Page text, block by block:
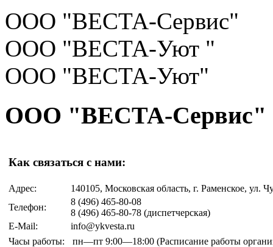
ООО "ВЕСТА-Сервис"
ООО "ВЕСТА-Уют "
ООО "ВЕСТА-Уют"
ООО "ВЕСТА-Сервис"
Как связаться с нами:
Адрес:
140105, Московская область, г. Раменское, ул.
Телефон:
8 (496) 465-80-08
8 (496) 465-80-78 (диспетчерская)
E-Mail:
info@ykvesta.ru
Часы работы:
пн—пт 9:00—18:00 (Расписание работы